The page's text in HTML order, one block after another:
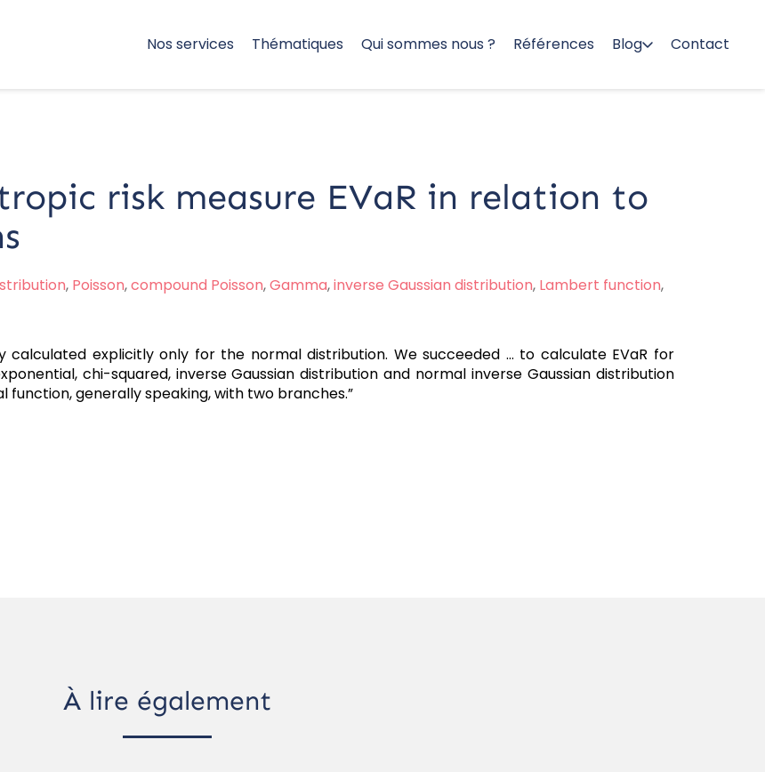
Nos services Thématiques Qui sommes nous ? Références Blog Contact
risk measure EVaR in relation to
, Poisson,compound Poisson,Gamma,inverse Gaussian distribution, Lambert function,
calculated explicitly only for the normal distribution. We succeeded ... to calculate EVaR for
chi-squared, inverse Gaussian distribution and normal inverse Gaussian distribution
generally speaking, with two branches.”
À lire également